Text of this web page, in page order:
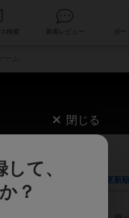
データベース
表示 更新順
閉じる
て、
？